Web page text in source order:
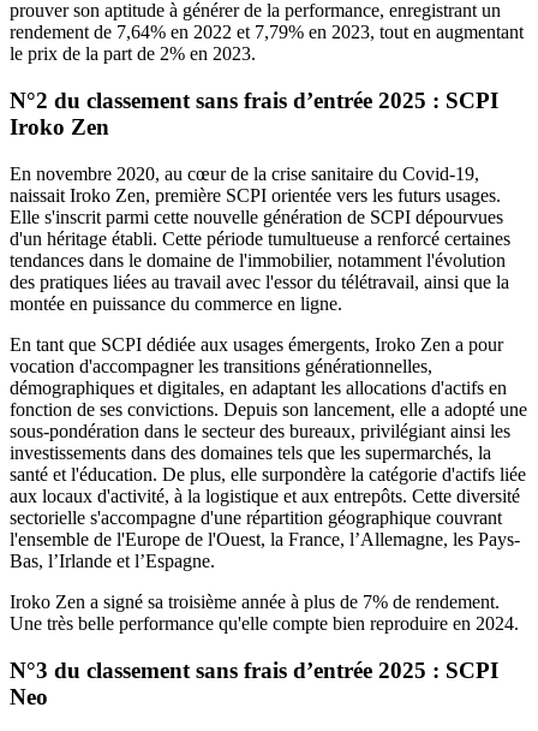
prouver son aptitude à générer de la performance, enregistrant un
rendement de 7,64% en 2022 et 7,79% en 2023, tout en augmentant
le prix de la part de 2% en 2023.
N°2 du classement sans frais d’entrée 2025 : SCPI
Iroko Zen
En novembre 2020, au cœur de la crise sanitaire du Covid-19,
naissait Iroko Zen, première SCPI orientée vers les futurs usages.
Elle s'inscrit parmi cette nouvelle génération de SCPI dépourvues
d'un héritage établi. Cette période tumultueuse a renforcé certaines
tendances dans le domaine de l'immobilier, notamment l'évolution
des pratiques liées au travail avec l'essor du télétravail, ainsi que la
montée en puissance du commerce en ligne.
En tant que SCPI dédiée aux usages émergents, Iroko Zen a pour
vocation d'accompagner les transitions générationnelles,
démographiques et digitales, en adaptant les allocations d'actifs en
fonction de ses convictions. Depuis son lancement, elle a adopté une
sous-pondération dans le secteur des bureaux, privilégiant ainsi les
investissements dans des domaines tels que les supermarchés, la
santé et l'éducation. De plus, elle surpondère la catégorie d'actifs liée
aux locaux d'activité, à la logistique et aux entrepôts. Cette diversité
sectorielle s'accompagne d'une répartition géographique couvrant
l'ensemble de l'Europe de l'Ouest, la France, l’Allemagne, les Pays-
Bas, l’Irlande et l’Espagne.
Iroko Zen a signé sa troisième année à plus de 7% de rendement.
Une très belle performance qu'elle compte bien reproduire en 2024.
N°3 du classement sans frais d’entrée 2025 : SCPI
Neo